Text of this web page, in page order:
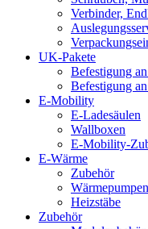
Verbinder,
UK-Pakete
Befestigung
Befestigung
E-Mobility
E-Ladesäulen
Wallboxen
E-Mobility-
E-Wärme
Zubehör
Wärmepumpen
Heizstäbe
Zubehör